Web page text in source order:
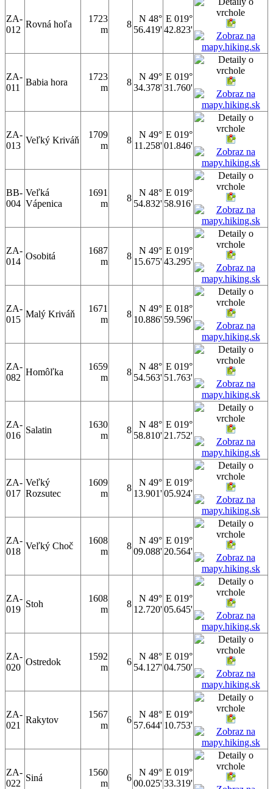
ZA-
012
Rovná hoľa
1723
m
8
N 48°
56.419'
E 019°
42.823'
ZA-
011
Babia hora
1723
m
8
N 49°
34.378'
E 019°
31.760'
ZA-
013
Veľký Kriváň
1709
m
8
N 49°
11.258'
E 019°
01.846'
BB-
004
Veľká
Vápenica
1691
m
8
N 48°
54.832'
E 019°
58.916'
ZA-
014
Osobitá
1687
m
8
N 49°
15.675'
E 019°
43.295'
ZA-
015
Malý Kriváň
1671
m
8
N 49°
10.886'
E 018°
59.596'
ZA-
082
Homôľka
1659
m
8
N 48°
54.563'
E 019°
51.763'
ZA-
016
Salatin
1630
m
8
N 48°
58.810'
E 019°
21.752'
ZA-
017
Veľký
Rozsutec
1609
m
8
N 49°
13.901'
E 019°
05.924'
ZA-
018
Veľký Choč
1608
m
8
N 49°
09.088'
E 019°
20.564'
ZA-
019
Stoh
1608
m
8
N 49°
12.720'
E 019°
05.645'
ZA-
020
Ostredok
1592
m
6
N 48°
54.127'
E 019°
04.750'
ZA-
021
Rakytov
1567
m
6
N 48°
57.644'
E 019°
10.753'
ZA-
022
Siná
1560
m
6
N 49°
00.025'
E 019°
33.319'